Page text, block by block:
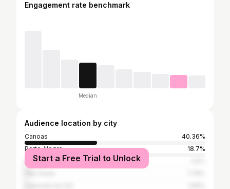
Engagement rate benchmark
Median
Audience location by city
Canoas
40.36%
Porto Alegre
18.7%
Aglomeração urbana do Litoral Norte
Start a Free Trial to Unlock